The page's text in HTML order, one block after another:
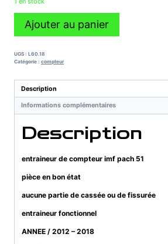
quantité
de
compteur
pach
51
Ajouter au panier
UGS : L60.18
Catégorie : compteur
Description
Informations complémentaires
Description
entraineur de compteur imf pach 51
pièce en bon état
aucune partie de cassée ou de fissurée
entraineur fonctionnel
ANNEE / 2012 – 2018